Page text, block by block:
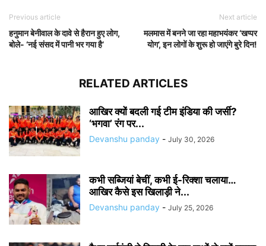
Previous article
हनुमान बेनीवाल के दावे से हैरान हुए लोग,
बोले- ‘नई संसद में पानी भर गया है’
Next article
मलमास में बनने जा रहा महाभयंकर ‘खप्पर
योग’, इन लोगों के शुरू हो जाएंगे बुरे दिन!
RELATED ARTICLES
आखिर क्यों बदली गई टीम इंडिया की जर्सी?
‘भगवा’ रंग पर...
Devanshu panday - July 30, 2026
कभी सब्जियां बेचीं, कभी ई-रिक्शा चलाया…
आखिर कैसे इस खिलाड़ी ने...
Devanshu panday - July 25, 2026